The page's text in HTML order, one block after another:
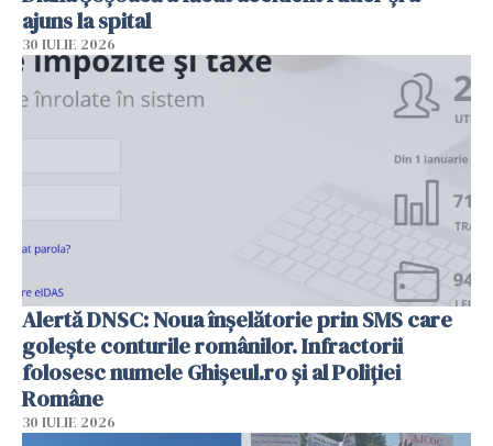
ajuns la spital
30 IULIE 2026
Alertă DNSC: Noua înșelătorie prin SMS care
golește conturile românilor. Infractorii
folosesc numele Ghișeul.ro și al Poliției
Române
30 IULIE 2026